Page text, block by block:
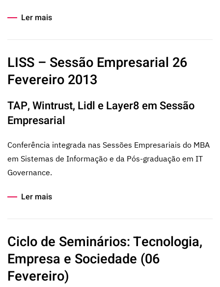
Ler mais
LISS – Sessão Empresarial 26
Fevereiro 2013
TAP, Wintrust, Lidl e Layer8 em Sessão
Empresarial
Conferência integrada nas Sessões Empresariais do MBA
em Sistemas de Informação e da Pós-graduação em IT
Governance.
Ler mais
Ciclo de Seminários: Tecnologia,
Empresa e Sociedade (06
Fevereiro)